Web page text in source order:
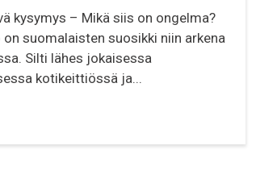
kysymys – Mikä siis on ongelma?
suomalaisten suosikki niin arkena
Silti lähes jokaisessa
kotikeittiössä ja...